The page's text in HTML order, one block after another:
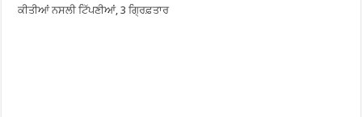
ਕੀਤੀਆਂ ਨਸਲੀ ਟਿੱਪਣੀਆਂ, 3 ਗ੍ਰਿਫ਼ਤਾਰ